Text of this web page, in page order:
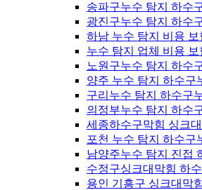
송파구누수 탐지 하수
광진구누수 탐지 하수
하남 누수 탐지 비용 보
누수 탐지 업체 비용 보
노원구누수 탐지 하수
양주 누수 탐지 하수구
구리누수 탐지 하수구
의정부누수 탐지 하수
세종하수구막힘 싱크
포천 누수 탐지 하수구
남양주누수 탐지 진접
수정구싱크대막힘 하
용인 기흥구 싱크대막